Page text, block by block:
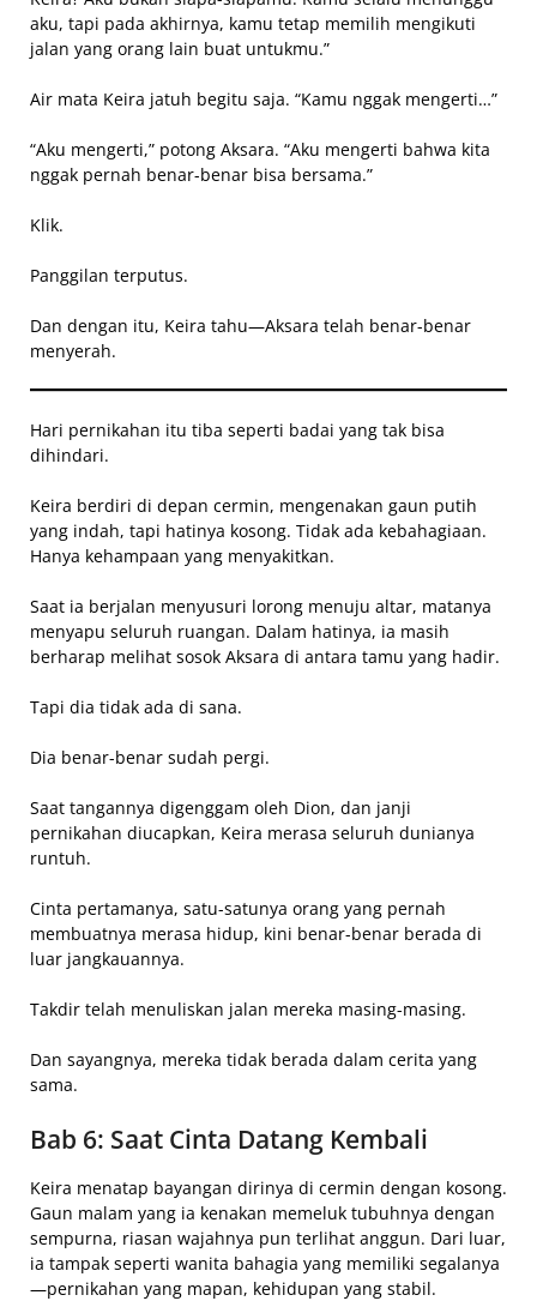
aku, tapi pada akhirnya, kamu tetap memilih mengikuti
jalan yang orang lain buat untukmu.”
Air mata Keira jatuh begitu saja. “Kamu nggak mengerti…”
“Aku mengerti,” potong Aksara. “Aku mengerti bahwa kita
nggak pernah benar-benar bisa bersama.”
Klik.
Panggilan terputus.
Dan dengan itu, Keira tahu—Aksara telah benar-benar
menyerah.
Hari pernikahan itu tiba seperti badai yang tak bisa
dihindari.
Keira berdiri di depan cermin, mengenakan gaun putih
yang indah, tapi hatinya kosong. Tidak ada kebahagiaan.
Hanya kehampaan yang menyakitkan.
Saat ia berjalan menyusuri lorong menuju altar, matanya
menyapu seluruh ruangan. Dalam hatinya, ia masih
berharap melihat sosok Aksara di antara tamu yang hadir.
Tapi dia tidak ada di sana.
Dia benar-benar sudah pergi.
Saat tangannya digenggam oleh Dion, dan janji
pernikahan diucapkan, Keira merasa seluruh dunianya
runtuh.
Cinta pertamanya, satu-satunya orang yang pernah
membuatnya merasa hidup, kini benar-benar berada di
luar jangkauannya.
Takdir telah menuliskan jalan mereka masing-masing.
Dan sayangnya, mereka tidak berada dalam cerita yang
sama.
Bab 6: Saat Cinta Datang Kembali
Keira menatap bayangan dirinya di cermin dengan kosong.
Gaun malam yang ia kenakan memeluk tubuhnya dengan
sempurna, riasan wajahnya pun terlihat anggun. Dari luar,
ia tampak seperti wanita bahagia yang memiliki segalanya
—pernikahan yang mapan, kehidupan yang stabil.